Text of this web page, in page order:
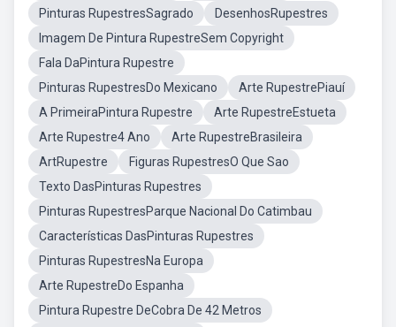
Pinturas RupestresSagrado
DesenhosRupestres
Imagem De Pintura RupestreSem Copyright
Fala DaPintura Rupestre
Pinturas RupestresDo Mexicano
Arte RupestrePiauí
A PrimeiraPintura Rupestre
Arte RupestreEstueta
Arte Rupestre4 Ano
Arte RupestreBrasileira
ArtRupestre
Figuras RupestresO Que Sao
Texto DasPinturas Rupestres
Pinturas RupestresParque Nacional Do Catimbau
Características DasPinturas Rupestres
Pinturas RupestresNa Europa
Arte RupestreDo Espanha
Pintura Rupestre DeCobra De 42 Metros